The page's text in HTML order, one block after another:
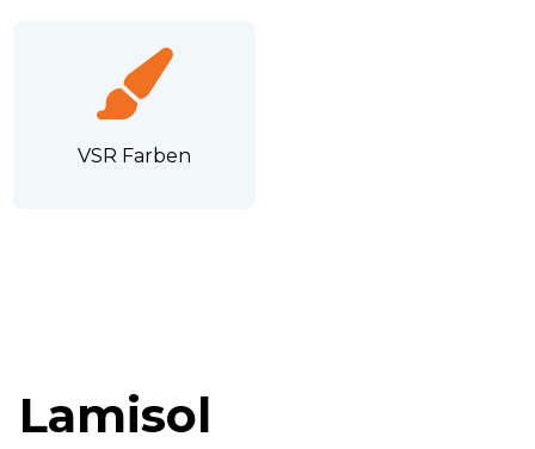
VSR Farben
Lamisol